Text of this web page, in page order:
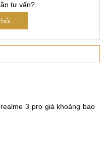
tư vấn?
3 pro giá khoảng bao